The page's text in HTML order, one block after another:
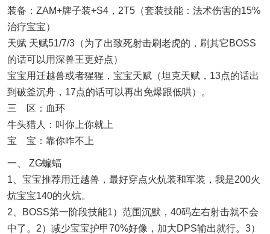
装备：ZAM+牌子装+S4，2T5（套装技能：法术伤害的15%
治疗宝宝）
天赋 天赋51/7/3（为了出致死射击刷老虎的，刷其它BOSS
的话可以用深兽王更好点）
宝宝用迁越兽或者猩猩，宝宝天赋（坦克天赋，13点的话出
到破釜沉舟，17点的话可以再出免爆跟低哄）。
三 区：血环
牛头猎人：叫你上你就上
宝 宝：靠你咋不上
一、 ZG蝙蝠
1、宝宝推荐用迁越兽，最好穿点火炕装和军装，我是200火
炕宝宝140的火炕。
2、BOSS第一阶段技能1）范围沉默，40码左右射击就不会
中了。2）减少宝宝护甲70%好像，加大DPS输出就行。3）